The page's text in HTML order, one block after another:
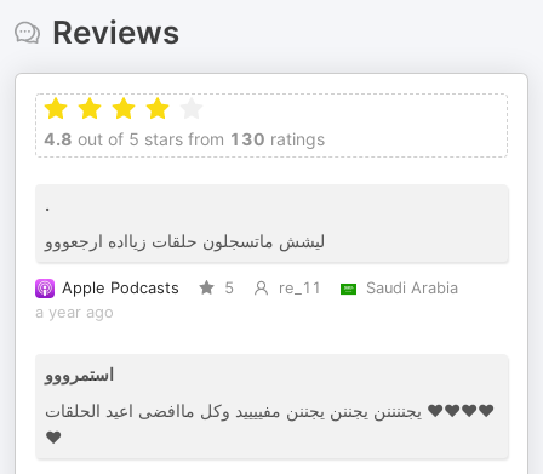
Reviews
4.8 out of 5 stars from 130 ratings
.
ليشش ماتسجلون حلقات زيااده ارجعووو
Apple Podcasts 5 re_11
Saudi Arabia
a year ago
استمرووو
يجننننن يجننن يجننن مفييييد وكل ماافضى اعيد الحلقات ❤️❤️❤️❤️
❤️